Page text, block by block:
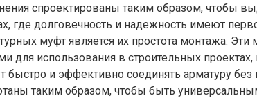
спроектированы таким образом, чтобы
где долговечность и надежность имеют
муфт является их простота монтажа.
для использования в строительных
быстро и эффективно соединять арматуру
таким образом, чтобы быть